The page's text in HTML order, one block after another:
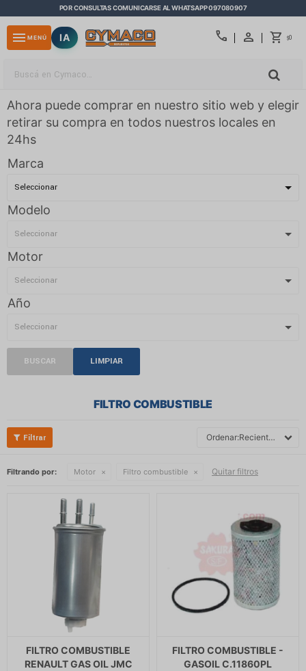
POR CONSULTAS COMUNICARSE AL WHATSAPP 097080907
call $0
menu MENÚ IA
Ahora puede comprar en nuestro sitio web y elegir
retirar su compra en todos nuestros locales en
24hs
Marca
Modelo
Motor
Año
BUSCAR LIMPIAR
FILTRO COMBUSTIBLE
Recientes
Filtrando por: Motor Filtro combustible Quitar filtros
FILTRO COMBUSTIBLE
RENAULT GAS OIL JMC
FILTRO COMBUSTIBLE -
GASOIL C.11860PL
close